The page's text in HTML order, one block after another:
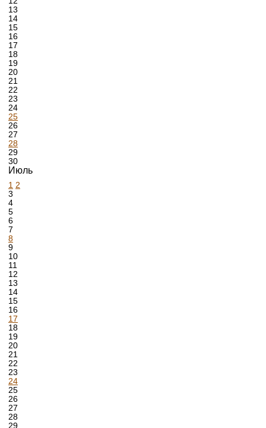
13
14
15
16
17
18
19
20
21
22
23
24
25
26
27
28
29
30
Июль
1 2
3
4
5
6
7
8
9
10
11
12
13
14
15
16
17
18
19
20
21
22
23
24
25
26
27
28
29